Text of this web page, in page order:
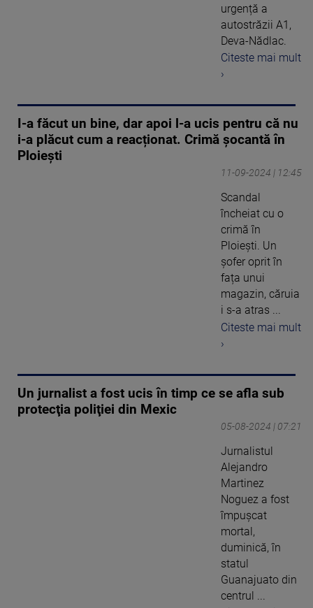
urgență a
autostrăzii A1,
Deva-Nădlac.
Citeste mai mult
›
I-a făcut un bine, dar apoi l-a ucis pentru că nu
i-a plăcut cum a reacționat. Crimă șocantă în
Ploiești
11-09-2024 | 12:45
Scandal
încheiat cu o
crimă în
Ploiești. Un
șofer oprit în
fața unui
magazin, căruia
i s-a atras ...
Citeste mai mult
›
Un jurnalist a fost ucis în timp ce se afla sub
protecţia poliţiei din Mexic
05-08-2024 | 07:21
Jurnalistul
Alejandro
Martinez
Noguez a fost
împuşcat
mortal,
duminică, în
statul
Guanajuato din
centrul ...